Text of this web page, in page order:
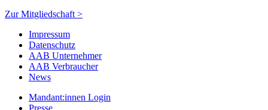
Zur Mitgliedschaft >
Impressum
Datenschutz
AAB Unternehmer
AAB Verbraucher
News
Mandant:innen Login